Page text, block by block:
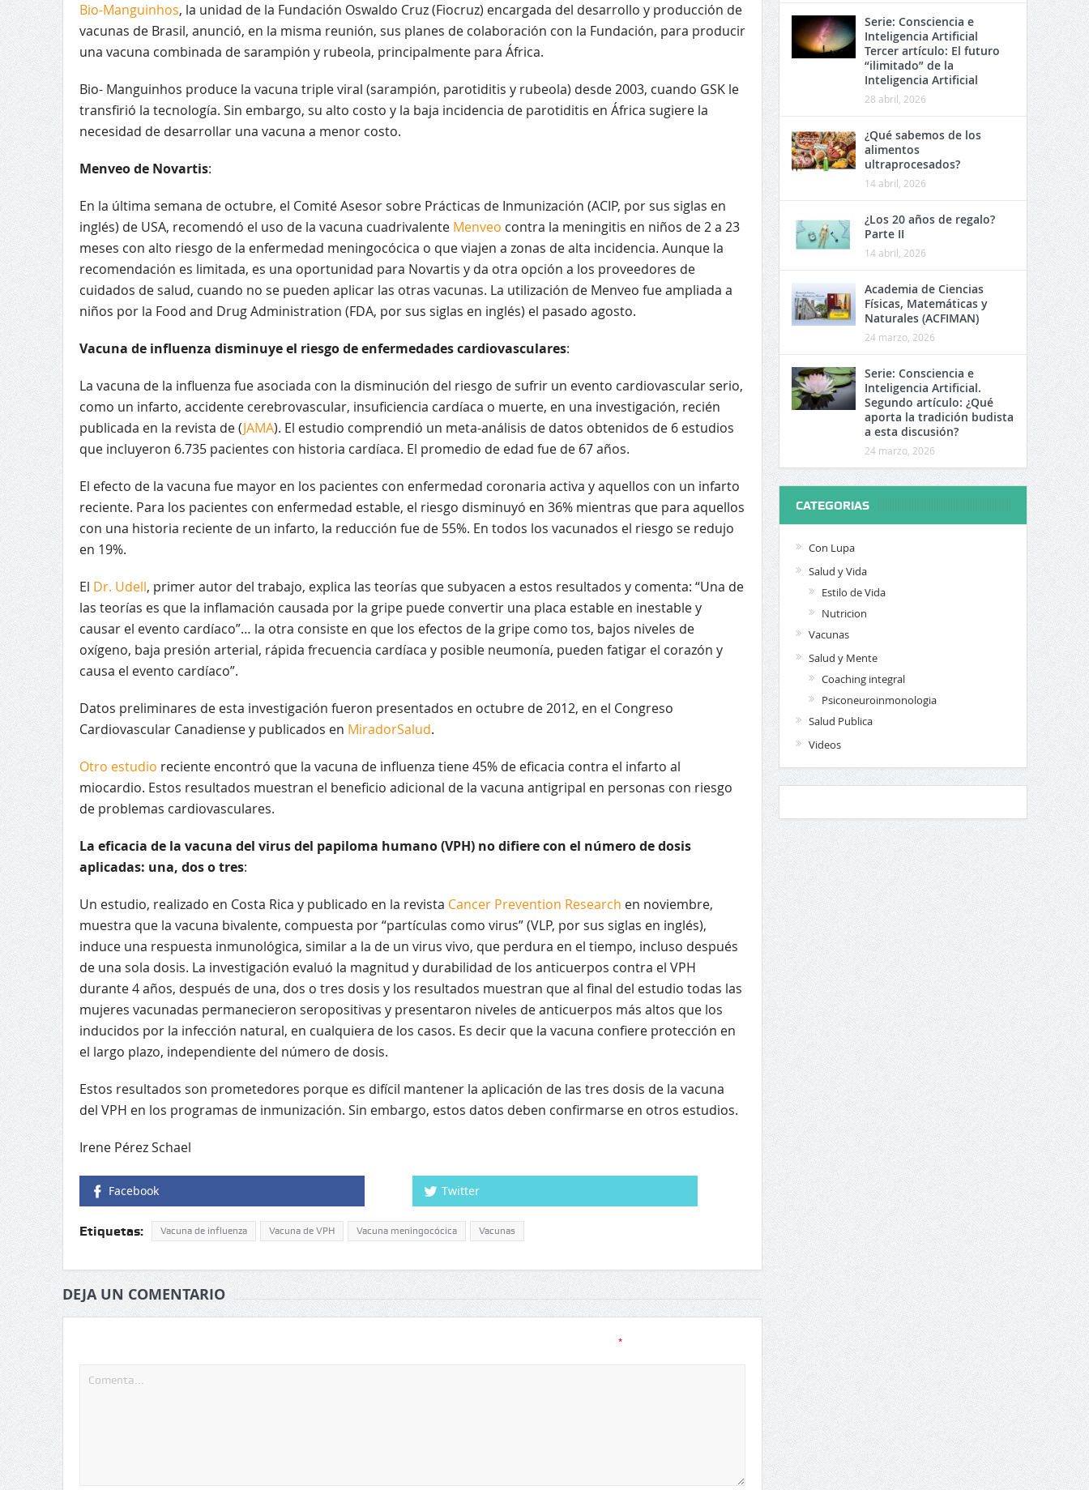
Bio-Manguinhos, la unidad de la Fundación Oswaldo Cruz (Fiocruz) encargada del desarrollo y producción de
vacunas de Brasil, anunció, en la misma reunión, sus planes de colaboración con la Fundación, para producir
una vacuna combinada de sarampión y rubeola, principalmente para África.
Bio- Manguinhos produce la vacuna triple viral (sarampión, parotiditis y rubeola) desde 2003, cuando GSK le
transfirió la tecnología. Sin embargo, su alto costo y la baja incidencia de parotiditis en África sugiere la
necesidad de desarrollar una vacuna a menor costo.
Menveo de Novartis:
En la última semana de octubre, el Comité Asesor sobre Prácticas de Inmunización (ACIP, por sus siglas en
inglés) de USA, recomendó el uso de la vacuna cuadrivalente Menveo contra la meningitis en niños de 2 a 23
meses con alto riesgo de la enfermedad meningocócica o que viajen a zonas de alta incidencia. Aunque la
recomendación es limitada, es una oportunidad para Novartis y da otra opción a los proveedores de
cuidados de salud, cuando no se pueden aplicar las otras vacunas. La utilización de Menveo fue ampliada a
niños por la Food and Drug Administration (FDA, por sus siglas en inglés) el pasado agosto.
Vacuna de influenza disminuye el riesgo de enfermedades cardiovasculares:
La vacuna de la influenza fue asociada con la disminución del riesgo de sufrir un evento cardiovascular serio,
como un infarto, accidente cerebrovascular, insuficiencia cardíaca o muerte, en una investigación, recién
publicada en la revista de (JAMA). El estudio comprendió un meta-análisis de datos obtenidos de 6 estudios
que incluyeron 6.735 pacientes con historia cardíaca. El promedio de edad fue de 67 años.
El efecto de la vacuna fue mayor en los pacientes con enfermedad coronaria activa y aquellos con un infarto
reciente. Para los pacientes con enfermedad estable, el riesgo disminuyó en 36% mientras que para aquellos
con una historia reciente de un infarto, la reducción fue de 55%. En todos los vacunados el riesgo se redujo
en 19%.
El Dr. Udell, primer autor del trabajo, explica las teorías que subyacen a estos resultados y comenta: “Una de
las teorías es que la inflamación causada por la gripe puede convertir una placa estable en inestable y
causar el evento cardíaco”… la otra consiste en que los efectos de la gripe como tos, bajos niveles de
oxígeno, baja presión arterial, rápida frecuencia cardíaca y posible neumonía, pueden fatigar el corazón y
causa el evento cardíaco”.
Datos preliminares de esta investigación fueron presentados en octubre de 2012, en el Congreso
Cardiovascular Canadiense y publicados en MiradorSalud.
Otro estudio reciente encontró que la vacuna de influenza tiene 45% de eficacia contra el infarto al
miocardio. Estos resultados muestran el beneficio adicional de la vacuna antigripal en personas con riesgo
de problemas cardiovasculares.
La eficacia de la vacuna del virus del papiloma humano (VPH) no difiere con el número de dosis
aplicadas: una, dos o tres:
Un estudio, realizado en Costa Rica y publicado en la revista Cancer Prevention Research en noviembre,
muestra que la vacuna bivalente, compuesta por “partículas como virus” (VLP, por sus siglas en inglés),
induce una respuesta inmunológica, similar a la de un virus vivo, que perdura en el tiempo, incluso después
de una sola dosis. La investigación evaluó la magnitud y durabilidad de los anticuerpos contra el VPH
durante 4 años, después de una, dos o tres dosis y los resultados muestran que al final del estudio todas las
mujeres vacunadas permanecieron seropositivas y presentaron niveles de anticuerpos más altos que los
inducidos por la infección natural, en cualquiera de los casos. Es decir que la vacuna confiere protección en
el largo plazo, independiente del número de dosis.
Estos resultados son prometedores porque es difícil mantener la aplicación de las tres dosis de la vacuna
del VPH en los programas de inmunización. Sin embargo, estos datos deben confirmarse en otros estudios.
Irene Pérez Schael
Facebook Twitter
Etiquetas: Vacuna de influenza Vacuna de VPH Vacuna meningocócica Vacunas
DEJA UN COMENTARIO
*
Serie: Consciencia e
Inteligencia Artificial
Tercer artículo: El futuro
“ilimitado” de la
Inteligencia Artificial
28 abril, 2026
¿Qué sabemos de los
alimentos
ultraprocesados?
14 abril, 2026
¿Los 20 años de regalo?
Parte II
14 abril, 2026
Academia de Ciencias
Físicas, Matemáticas y
Naturales (ACFIMAN)
24 marzo, 2026
Serie: Consciencia e
Inteligencia Artificial.
Segundo artículo: ¿Qué
aporta la tradición budista
a esta discusión?
24 marzo, 2026
CATEGORIAS
Con Lupa
Salud y Vida
Estilo de Vida
Nutricion
Vacunas
Salud y Mente
Coaching integral
Psiconeuroinmonologia
Salud Publica
Videos